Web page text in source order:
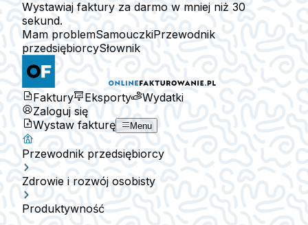
Wystawiaj faktury za darmo w mniej niż 30
sekund.
Mam problemSamouczkiPrzewodnik
przedsiębiorcySłownik
Faktury Eksporty
Wydatki
Zaloguj się
Wystaw fakturę
Menu
Przewodnik przedsiębiorcy
Zdrowie i rozwój osobisty
Produktywność